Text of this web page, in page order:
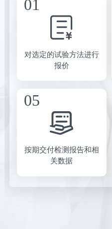
对选定的试验方法进行
报价
按期交付检测报告和相
关数据